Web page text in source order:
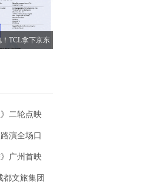
不被坑
TCL拿下京东
二轮点映
限可能
演全场口
广州首映
文旅集团